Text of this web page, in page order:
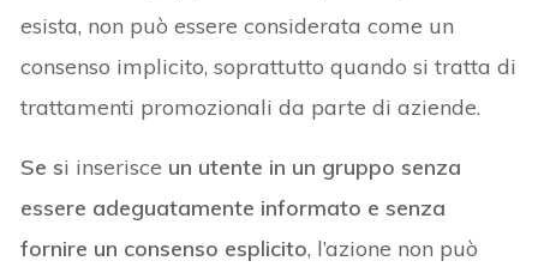
esista, non può essere considerata come un
consenso implicito, soprattutto quando si tratta di
trattamenti promozionali da parte di aziende.
Se si inserisce un utente in un gruppo senza
essere adeguatamente informato e senza
fornire un consenso esplicito, l’azione non può